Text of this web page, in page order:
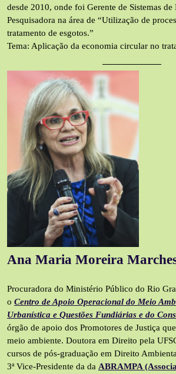
desde 2010, onde foi Gerente de Sistemas de
Pesquisadora na área de “Utilização de
tratamento de esgotos.”
Tema: Aplicação da economia circular no
Ana Maria Moreira
Procuradora do Ministério Público do Rio
o Centro de Apoio Operacional do Meio
Urbanística e Questões Fundiárias e do
órgão de apoio dos Promotores de Justiça
meio ambiente. Doutora em Direito pela
cursos de pós-graduação em Direito
3ª Vice-Presidente da da ABRAMPA